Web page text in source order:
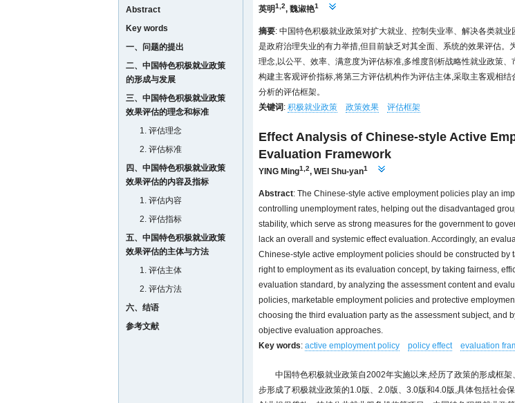
Abstract
Key words
一、问题的提出
二、中国特色积极就业政策
的形成与发展
三、中国特色积极就业政策
效果评估的理念和标准
1. 评估理念
2. 评估标准
四、中国特色积极就业政策
效果评估的内容及指标
1. 评估内容
2. 评估指标
五、中国特色积极就业政策
效果评估的主体与方法
1. 评估主体
2. 评估方法
六、结语
参考文献
英明1,2, 魏淑艳1
摘要: 中国特色积极就业政策对扩大就业、控制失业率、解决各类就
是政府治理失业的有力举措,但目前缺乏对其全面、系统的效果评估。
理念,以公平、效率、满意度为评估标准,多维度剖析战略性就业政策
构建主客观评价指标,将第三方评估机构作为评估主体,采取主客观相
分析的评估框架。
关键词 : 积极就业政策 政策效果 评估框架
Effect Analysis of Chinese-style Active
Evaluation Framework
YING Ming1,2, WEI Shu-yan1
Abstract: The Chinese-style active employment policies play an
controlling unemployment rates, helping out the disadvantaged
stability, which serve as strong measures for the government to
lack an overall and systemic effect evaluation. Accordingly, an
Chinese-style active employment policies should be constructed by
right to employment as its evaluation concept, by taking fairness,
evaluation standard, by analyzing the assessment content and
policies, marketable employment policies and protective
choosing the third evaluation party as the assessment subject, and
objective evaluation approaches.
Key words: active employment policy policy effect evaluation
中国特色积极就业政策自2002年实施以来,经历了政策的形成框
步形成了积极就业政策的1.0版、2.0版、3.0版和4.0版,具体包括社会